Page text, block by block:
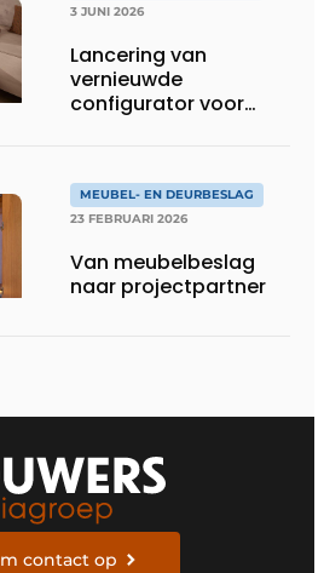
3 JUNI 2026
Lancering van
vernieuwde
configurator voor
visualisatie
MEUBEL- EN DEURBESLAG
23 FEBRUARI 2026
Van meubelbeslag
naar projectpartner
contact op